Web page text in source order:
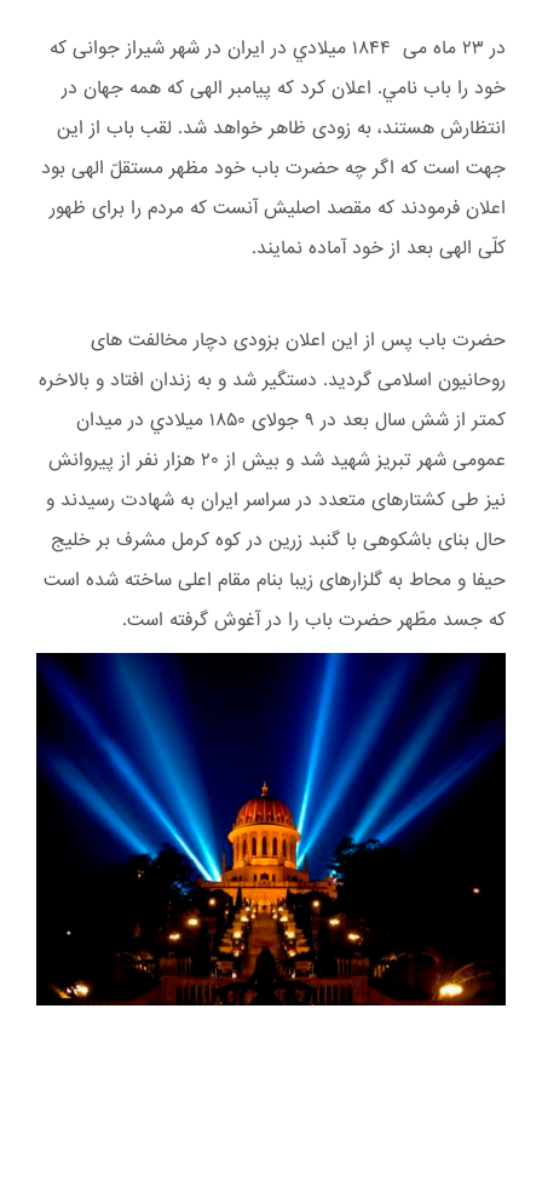
در ۲۳ ماه می ۱۸۴۴ ميلادي در ایران در شهر شیراز جوانی که
خود را باب نامي. اعلان کرد که پیامبر الهی که همه جهان در
انتظارش هستند، به زودی ظاهر خواهد شد. لقب باب از این
جهت است که اگر چه حضرت باب خود مظهر مستقلّ الهی بود
اعلان فرمودند که مقصد اصلیش آنست که مردم را برای ظهور
کلّی الهی بعد از خود آماده نمایند.
حضرت باب پس از این اعلان بزودی دچار مخالفت های
روحانیون اسلامی گردید. دستگیر شد و به زندان افتاد و بالاخره
کمتر از شش سال بعد در ۹ جولای ۱۸۵۰ ميلادي در میدان
عمومی شهر تبریز شهید شد و بیش از ۲۰ هزار نفر از پیروانش
نیز طی کشتارهای متعدد در سراسر ایران به شهادت رسیدند و
حال بنای باشكوهی با گنبد زرین در کوه کرمل مشرف بر خلیج
حیفا و محاط به گلزارهای زیبا بنام مقام اعلی ساخته شده است
که جسد مطّهر حضرت باب را در آغوش گرفته است.